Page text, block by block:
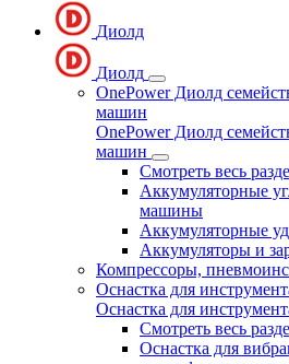
Диолд
Диолд
OnePower Диолд
машин
OnePower Диолд
машин
Смотреть весь
Аккумуляторные
машины
Аккумуляторные
Аккумуляторы и
Компрессоры,
Оснастка для
Оснастка для
Смотреть весь
Оснастка для